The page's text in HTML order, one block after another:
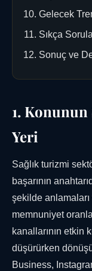
Gelecek
Sıkça
Sonuç ve
1.
Yeri
Sağlık turizmi
başarının
şekilde
memnuniyet
kanallarının etkin
düşürürken
Business,